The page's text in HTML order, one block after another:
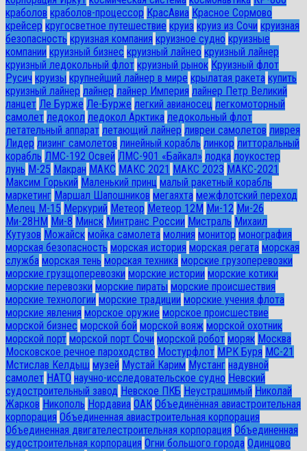
краболов краболов-процессор КрасАвиа Красное Сормово
крейсер кругосветное путешествие круиз круиз из Сочи круизная
безопасность круизная компания круизное судно круизные
компании круизный бизнес круизный лайнео круизный лайнер
круизный ледокольный флот круизный рынок Круизный флот
Русич круизы крупнейший лайнер в мире крылатая ракета купить
круизный лайнер лайнер лайнер Империя лайнер Петр Великий
ланцет Ле Бурже Ле-Бурже легкий авианосец легкомоторный
самолет ледокол ледокол Арктика ледокольный флот
летательный аппарат летающий лайнер ливреи самолетов ливрея
Лидер лизинг самолетов линейный корабль линкор литторальный
корабль ЛМС-192 Освей ЛМС-901 «Байкал» лодка лоукостер
лунь М-25 Макран МАКС МАКС 2021 МАКС 2023 МАКС-2021
Максим Горький Маленький принц малый ракетный корабль
маркетинг Маршал Шапошников мегаяхта межфлотский переход
Мелец М-15 Меркурий Метеор Метеор 12М Ми-12 Ми-26
Ми-28HM Ми-8 Минск Минтранс России Мистраль Михаил
Кутузов Можайск мойка самолета молния монитор монография
морская безопасность морская история морская регата морская
служба морская тень морская техника морские грузоперевозки
морские грузщоперевозки морские истории морские котики
морские перевозки морские пираты морские происшествия
морские технологии морские традиции морские учения флота
морские явления морское оружие морское происшествие
морской бизнес морской бой морской вояж морской охотник
морской порт морской порт Сочи морской робот моряк Москва
Московское речное пароходство Мостурфлот МРК Буря МС-21
Мстислав Келдыш музей Мустай Карим Мустанг надувной
самолет НАТО научно-исследовательское судно Невский
судостроительный завод Невское ПКБ Неустрашимый Николай
Жарков Никополь Нордавиа ОАК Объединённая авиастроительная
корпорация Объединенная авиастроительная корпорация
Объединенная двигателестроительная корпорация Объединенная
судостроительная корпорация Огни большого города Одинцово